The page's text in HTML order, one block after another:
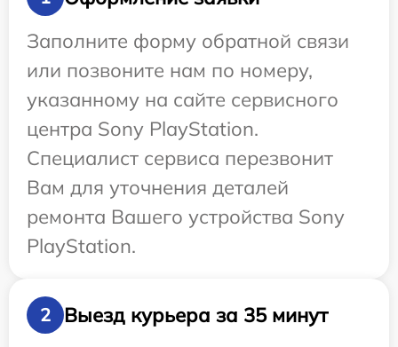
Заполните форму обратной связи
или позвоните нам по номеру,
указанному на сайте сервисного
центра Sony PlayStation.
Специалист сервиса перезвонит
Вам для уточнения деталей
ремонта Вашего устройства Sony
PlayStation.
2
Выезд курьера за 35 минут